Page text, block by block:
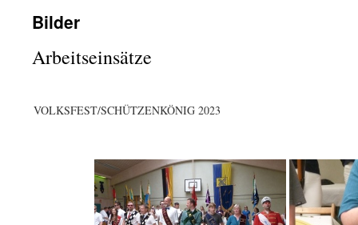
Bilder
Arbeitseinsätze
VOLKSFEST/SCHÜTZENKÖNIG 2023